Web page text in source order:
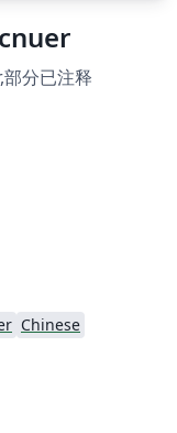
for scnuer,部分已注释
Chinese